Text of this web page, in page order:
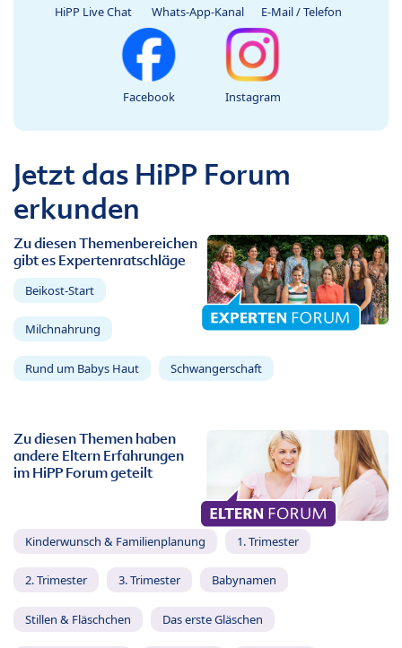
HiPP Live Chat Whats-App-Kanal E-Mail / Telefon
Facebook Instagram
Jetzt das HiPP Forum
erkunden
Zu diesen Themenbereichen
gibt es Expertenratschläge
Beikost-Start
Milchnahrung
Rund um Babys Haut Schwangerschaft
Zu diesen Themen haben
andere Eltern Erfahrungen
im HiPP Forum geteilt
Kinderwunsch & Familienplanung 1. Trimester
2. Trimester 3. Trimester Babynamen
Stillen & Fläschchen Das erste Gläschen